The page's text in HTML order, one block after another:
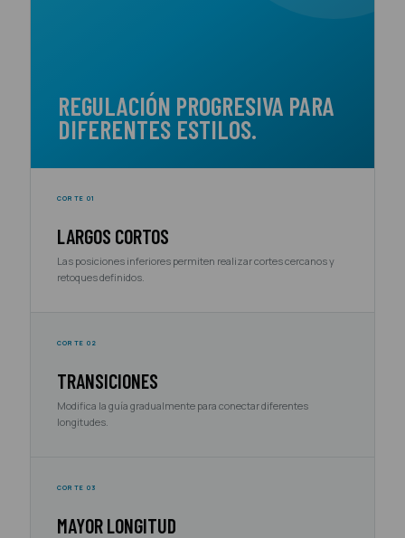
REGULACIÓN PROGRESIVA PARA
DIFERENTES ESTILOS.
CORTE 01
LARGOS CORTOS
Las posiciones inferiores permiten realizar cortes cercanos y
retoques definidos.
CORTE 02
TRANSICIONES
Modifica la guía gradualmente para conectar diferentes
longitudes.
CORTE 03
MAYOR LONGITUD